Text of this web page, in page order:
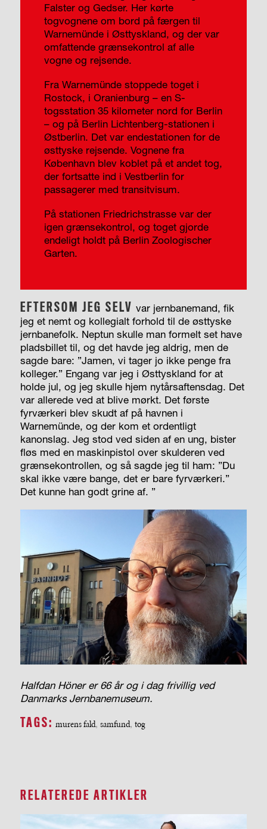
Falster og Gedser. Her kørte
togvognene om bord på færgen til
Warnemünde i Østtyskland, og der var
omfattende grænsekontrol af alle
vogne og rejsende.
Fra Warnemünde stoppede toget i
Rostock, i Oranienburg – en S-
togsstation 35 kilometer nord for Berlin
– og på Berlin Lichtenberg-stationen i
Østberlin. Det var endestationen for de
østtyske rejsende. Vognene fra
København blev koblet på et andet tog,
der fortsatte ind i Vestberlin for
passagerer med transitvisum.
På stationen Friedrichstrasse var der
igen grænsekontrol, og toget gjorde
endeligt holdt på Berlin Zoologischer
Garten.
EFTERSOM JEG SELV var jernbanemand, fik
jeg et nemt og kollegialt forhold til de østtyske
jernbanefolk. Neptun skulle man formelt set have
pladsbillet til, og det havde jeg aldrig, men de
sagde bare: ”Jamen, vi tager jo ikke penge fra
kolleger.” Engang var jeg i Østtyskland for at
holde jul, og jeg skulle hjem nytårsaftensdag. Det
var allerede ved at blive mørkt. Det første
fyrværkeri blev skudt af på havnen i
Warnemünde, og der kom et ordentligt
kanonslag. Jeg stod ved siden af en ung, bister
fløs med en maskinpistol over skulderen ved
grænsekontrollen, og så sagde jeg til ham: ”Du
skal ikke være bange, det er bare fyrværkeri.”
Det kunne han godt grine af. ”
Halfdan Höner er 66 år og i dag frivillig ved
Danmarks Jernbanemuseum.
TAGS: murens fald, samfund, tog
RELATEREDE ARTIKLER